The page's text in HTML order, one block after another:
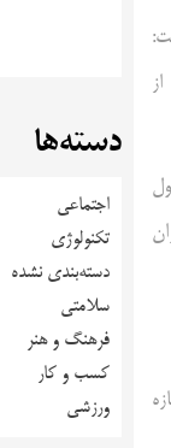
او گفت:
مشمول
تازه
دسته‌ها
اجتماعی
تکنولوژی
دسته‌بندی نشده
سلامتی
فرهنگ و هنر
کسب و کار
ورزشی